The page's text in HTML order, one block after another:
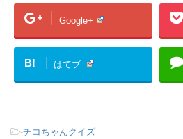
Google+
B! はてブ
-チコちゃんクイズ